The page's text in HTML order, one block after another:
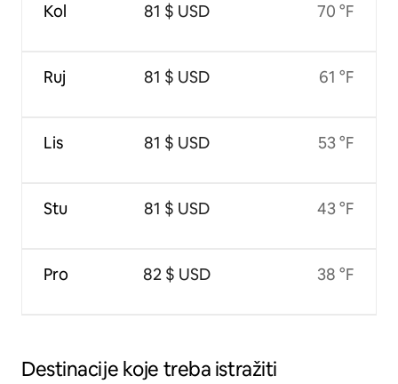
Kol
Ruj
Lis
Stu
Pro
81 $ USD
81 $ USD
81 $ USD
81 $ USD
82 $ USD
70 °F
61 °F
53 °F
43 °F
38 °F
Destinacije koje treba istražiti